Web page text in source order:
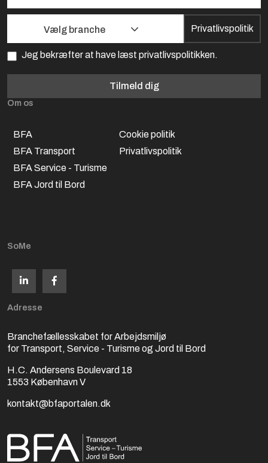
Vælg branche Privatlivspolitik
Jeg bekræfter at have læst privatlivspolitikken.
Tilmeld dig
Om os
BFA
BFA Transport
BFA Service - Turisme
BFA Jord til Bord
Cookie politik
Privatlivspolitik
SoMe
Adresse
Branchefællesskabet for Arbejdsmiljø
for Transport, Service - Turisme og Jord til Bord
H.C. Andersens Boulevard 18
1553 København V
kontakt@bfaportalen.dk